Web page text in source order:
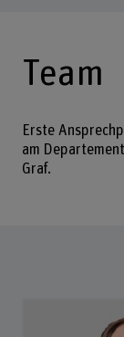
Team
Erste
am
Graf.